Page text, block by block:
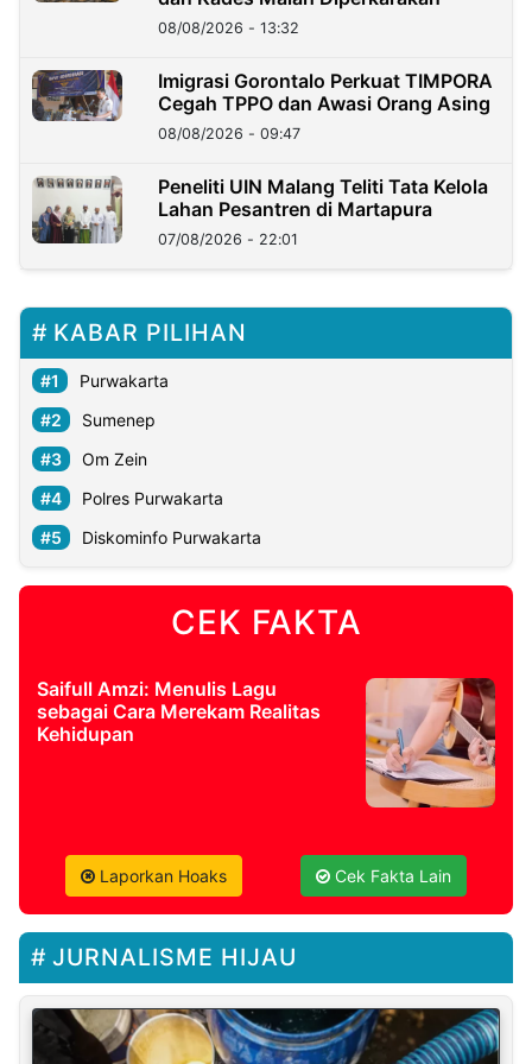
08/08/2026 - 13:32
Imigrasi Gorontalo Perkuat TIMPORA
Cegah TPPO dan Awasi Orang Asing
08/08/2026 - 09:47
Peneliti UIN Malang Teliti Tata Kelola
Lahan Pesantren di Martapura
07/08/2026 - 22:01
KABAR PILIHAN
Purwakarta
Sumenep
Om Zein
Polres Purwakarta
Diskominfo Purwakarta
CEK FAKTA
Saifull Amzi: Menulis Lagu
sebagai Cara Merekam Realitas
Kehidupan
Laporkan Hoaks Cek Fakta Lain
JURNALISME HIJAU